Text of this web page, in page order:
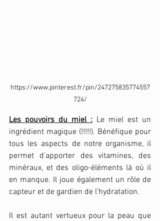
https://www.pinterest.fr/pin/247275835774557
724/
Les pouvoirs du miel : Le miel est un
ingrédient magique (!!!!!). Bénéfique pour
tous les aspects de notre organisme, il
permet d’apporter des vitamines, des
minéraux, et des oligo-éléments là où il
en manque. Il joue également un rôle de
capteur et de gardien de l’hydratation.
Il est autant vertueux pour la peau que